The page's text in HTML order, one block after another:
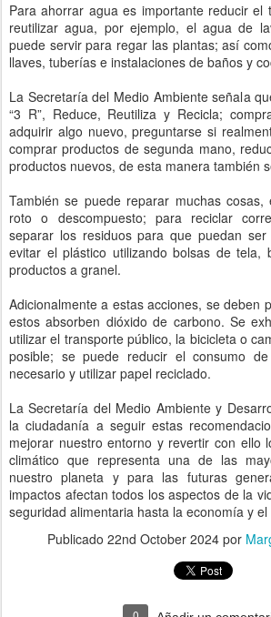
Para ahorrar agua es importante reducir el
reutilizar agua, por ejemplo, el agua de
puede servir para regar las plantas; así
llaves, tuberías e instalaciones de baños y
La Secretaría del Medio Ambiente señala
“3 R”, Reduce, Reutiliza y Recicla;
adquirir algo nuevo, preguntarse si
comprar productos de segunda mano,
productos nuevos, de esta manera también
También se puede reparar muchas
roto o descompuesto; para reciclar
separar los residuos para que puedan
evitar el plástico utilizando bolsas de tela,
productos a granel.
Adicionalmente a estas acciones, se deben
estos absorben dióxido de carbono. Se
utilizar el transporte público, la bicicleta o
posible; se puede reducir el consumo
necesario y utilizar papel reciclado.
La Secretaría del Medio Ambiente y
la ciudadanía a seguir estas
mejorar nuestro entorno y revertir con ello
climático que representa una de las
nuestro planeta y para las futuras
impactos afectan todos los aspectos de la
seguridad alimentaria hasta la economía y
Publicado 22nd October 2024 por